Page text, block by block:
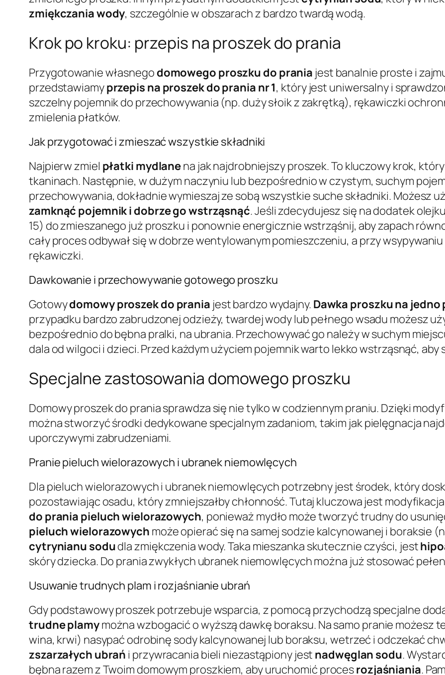
zmiękczania wody, szczególnie w obszarach z bardzo twardą wodą.
Krok po kroku: przepis na proszek do prania
Przygotowanie własnego domowego proszku do prania jest banalnie proste i
przedstawiamyprzepis na proszek do prania nr 1, który jest uniwersalny i
szczelny pojemnik do przechowywania (np. duży słoik z zakrętką), rękawiczki
zmielenia płatków.
Jak przygotować i zmieszać wszystkie składniki
Najpierw zmiel płatki mydlanena jak najdrobniejszy proszek. To kluczowy krok,
tkaninach. Następnie, w dużym naczyniu lub bezpośrednio w czystym, suchym
przechowywania, dokładnie wymieszaj ze sobą wszystkie suche składniki. Możesz
zamknąć pojemnik i dobrze go wstrząsnąć. Jeśli zdecydujesz się na dodatek
15) do zmieszanego już proszku i ponownie energicznie wstrząśnij, aby zapach
cały proces odbywał się w dobrze wentylowanym pomieszczeniu, a przy
rękawiczki.
Dawkowanie i przechowywanie gotowego proszku
Gotowydomowy proszek do prania jest bardzo wydajny. Dawka proszku na jedno
przypadku bardzo zabrudzonej odzieży, twardej wody lub pełnego wsadu możesz
bezpośrednio do bębna pralki, na ubrania. Przechowywać go należy w suchym
dala od wilgoci i dzieci. Przed każdym użyciem pojemnik warto lekko wstrząsnąć, aby
Specjalne zastosowania domowego proszku
Domowy proszek do prania sprawdza się nie tylko w codziennym praniu. Dzięki
można stworzyć środki dedykowane specjalnym zadaniom, takim jak pielęgnacja
uporczywymi zabrudzeniami.
Pranie pieluch wielorazowych i ubranek niemowlęcych
Dla pieluch wielorazowych i ubranek niemowlęcych potrzebny jest środek, który
pozostawiając osadu, który zmniejszałby chłonność. Tutaj kluczowa jest
do prania pieluch wielorazowych, ponieważ mydło może tworzyć trudny do
pieluch wielorazowych może opierać się na samej sodzie kalcynowanej i boraksie
cytrynianu sodudla zmiękczenia wody. Taka mieszanka skutecznie czyści, jest
skóry dziecka. Do prania zwykłych ubranek niemowlęcych można już stosować
Usuwanie trudnych plam i rozjaśnianie ubrań
Gdy podstawowy proszek potrzebuje wsparcia, z pomocą przychodzą specjalne
trudne plamymożna wzbogacić o wyższą dawkę boraksu. Na samo pranie możesz
wina, krwi) nasypać odrobinę sody kalcynowanej lub boraksu, wetrzeć i odczekać
zszarzałych ubrań i przywracania bieli niezastąpiony jest nadwęglan sodu.
bębna razem z Twoim domowym proszkiem, aby uruchomić procesrozjaśniania.